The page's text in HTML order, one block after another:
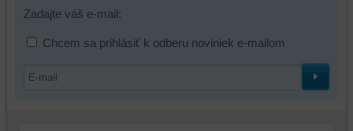
Zadajte váš e-mail:
Chcem sa prihlásiť k odberu noviniek e-mailom
používateľský
účet
bez